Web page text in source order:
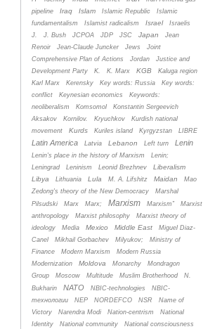
pipeline
Iraq Islam Islamic Republic
Islamic
fundamentalism
Islamist radicalism Israel
Israelis
J.
J. Bush JCPOA JDP JSC Japan
Jean
Renoir
Jean-Claude Juncker Jews
Joint
Comprehensive Plan of Actions
Jordan
Justice and
Development Party
K. K. Marx KGB
Kaluga region
Karl Marx
Kerensky Key words: Russia
Key words:
conflict
Keynesian economics
Keywords:
neoliberalism
Komsomol
Konstantin Sergeevich
Aksakov
Kornilov. Kryuchkov
Kurdish national
movement
Kurds Kuriles island Kyrgyzstan LIBRE
Latin America Latvia Lebanon Left turn Lenin
Lenin's place in the history of Marxism
Lenin;
Leningrad
Leninism Leonid Brezhnev
Liberalism
Libya
Lithuania Lula M. A. Lifshitz Maidan
Mao
Zedong's theory of the New Democracy
Marshal
Pilsudski
Marx Marx; Marxism Marxism”
Marxist
anthropology
Marxist philosophy
Marxist theory of
ideology
Media Mexico Middle East
Miguel Diaz-
Canel
Mikhail Gorbachev Milyukov;
Ministry of
Finance
Modern Marxism
Modern Russia
Modernization
Moldova Monarchy
Mondragon
Group
Moscow Multitude Muslim Brotherhood
N.
Bukharin
NATO NBIC-technologies
NBIC-
технологии
NEP NORDEFCO NSR
Name of
Victory
Narendra Modi Nation-centrism
National
Identity
National community
National consciousness